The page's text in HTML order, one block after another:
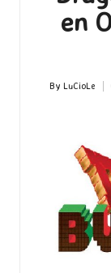
en
Posted
By LuCioLe